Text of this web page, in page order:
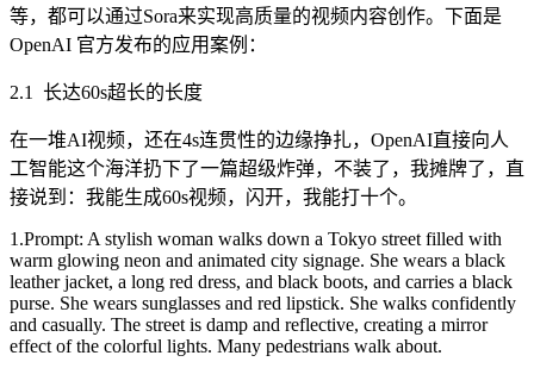
等，都可以通过Sora来实现高质量的视频内容创作。下面是
OpenAI 官方发布的应用案例：
2.1 长达60s超长的长度
在一堆AI视频，还在4s连贯性的边缘挣扎，OpenAI直接向人
工智能这个海洋扔下了一篇超级炸弹，不装了，我摊牌了，直
接说到：我能生成60s视频，闪开，我能打十个。
1.Prompt: A stylish woman walks down a Tokyo street filled with
warm glowing neon and animated city signage. She wears a black
leather jacket, a long red dress, and black boots, and carries a black
purse. She wears sunglasses and red lipstick. She walks confidently
and casually. The street is damp and reflective, creating a mirror
effect of the colorful lights. Many pedestrians walk about.